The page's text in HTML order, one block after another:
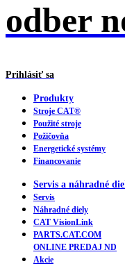
odber
Prihlásiť sa
Produkty
Stroje CAT®
Použité stroje
Požičovňa
Energetické systémy
Financovanie
Servis a náhradné
Servis
Náhradné diely
CAT VisionLink
PARTS.CAT.COM
ONLINE PREDAJ ND
Akcie